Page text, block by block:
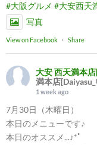
#大阪グルメ #大安西天
写真
View on Facebook · Share
大安 西天満本
満本店
1 week ago
7月30日（木曜日）
本日のメニューです♪
本日のオススメ...♪*ﾟ